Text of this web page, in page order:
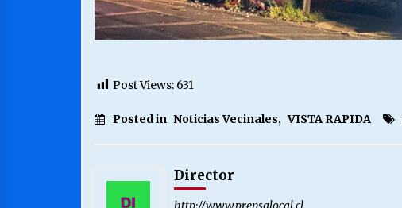
Post Views: 631
Posted in Noticias Vecinales, VISTA RAPIDA
Director